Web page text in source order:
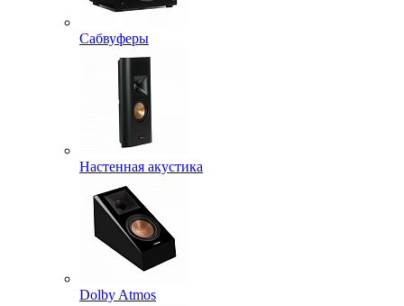
Сабвуферы
Настенная акустика
Dolby Atmos